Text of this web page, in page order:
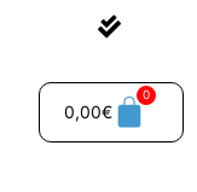
0,00€